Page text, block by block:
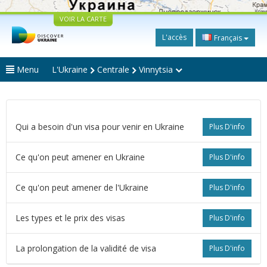
VOIR LA CARTE
L'accès Français
Menu L'Ukraine Centrale Vinnytsia
Plus D'info
Qui a besoin d'un visa pour venir en Ukraine
Plus D'info
Ce qu'on peut amener en Ukraine
Plus D'info
Ce qu'on peut amener de l'Ukraine
Plus D'info
Les types et le prix des visas
Plus D'info
La prolongation de la validité de visa